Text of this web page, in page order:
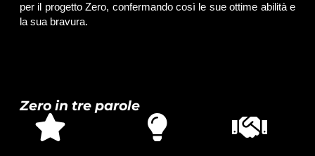
per il progetto Zero, confermando così le sue ottime abilità e
la sua bravura.
Zero in tre parole